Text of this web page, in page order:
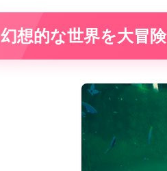
幻想的な世界を大冒険